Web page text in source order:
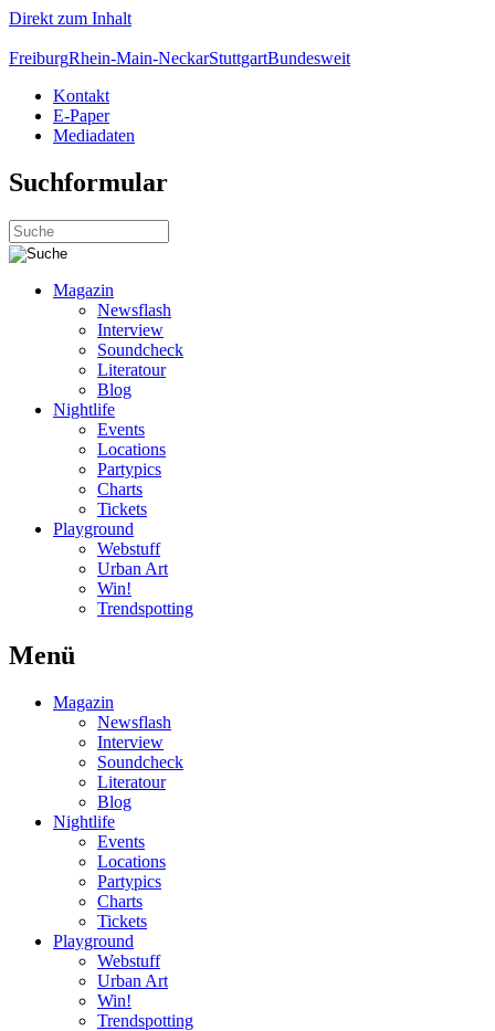
Direkt zum Inhalt
FreiburgRhein-Main-NeckarStuttgartBundesweit
Kontakt
E-Paper
Mediadaten
Suchformular
Magazin
Newsflash
Interview
Soundcheck
Literatour
Blog
Nightlife
Events
Locations
Partypics
Charts
Tickets
Playground
Webstuff
Urban Art
Win!
Trendspotting
Menü
Magazin
Newsflash
Interview
Soundcheck
Literatour
Blog
Nightlife
Events
Locations
Partypics
Charts
Tickets
Playground
Webstuff
Urban Art
Win!
Trendspotting